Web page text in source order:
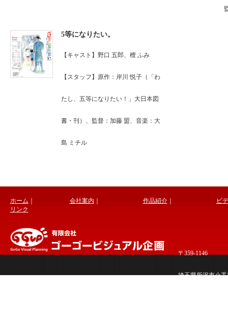
5等になりたい。
【キャスト】野口 五郎、檀 ふみ
【スタッフ】原作：岸川 悦子（「わ
たし、五等になりたい！」大日本図
書・刊）、監督：加藤 盟、音楽：大
島 ミチル
ホーム 会社案内 作品紹介｜
ビ
リンク
〒359-1146
埼玉県所沢市小手